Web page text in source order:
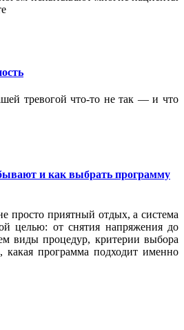
тревогой что-то не так — и что
и как выбрать программу
просто приятный отдых, а система
целью: от снятия напряжения до
виды процедур, критерии выбора
какая программа подходит именно